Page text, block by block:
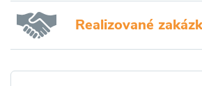
Realizované